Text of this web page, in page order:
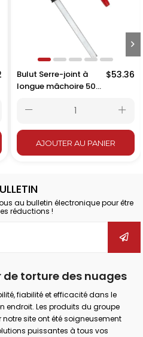
Bulut Serre-joint à
longue mâchoire 500
$53.36
AJOUTER AU PANIER
au bulletin électronique pour être
réductions !
torture des nuages
fiabilité et efficacité dans le
endroit. Les produits du groupe
site ont été soigneusement
puissantes à tous vos